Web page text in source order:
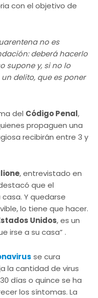
con el objetivo de
no es
deberá hacerlo
supone y, si no lo
delito, que es poner
del Código Penal,
propaguen una
recibirán entre 3 y
, entrevistado en
que el
Y quedarse
lo tiene que hacer.
Unidos, es un
irse a su casa” .
se cura
la cantidad de virus
días o quince se ha
los síntomas. La